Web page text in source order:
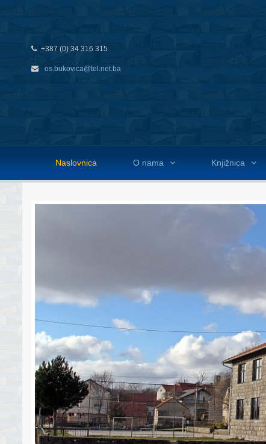
+387 (0) 34 316 315
os.bukovica@tel.net.ba
Naslovnica O nama Knjižnica